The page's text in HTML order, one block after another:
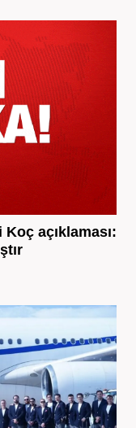
açıklaması: